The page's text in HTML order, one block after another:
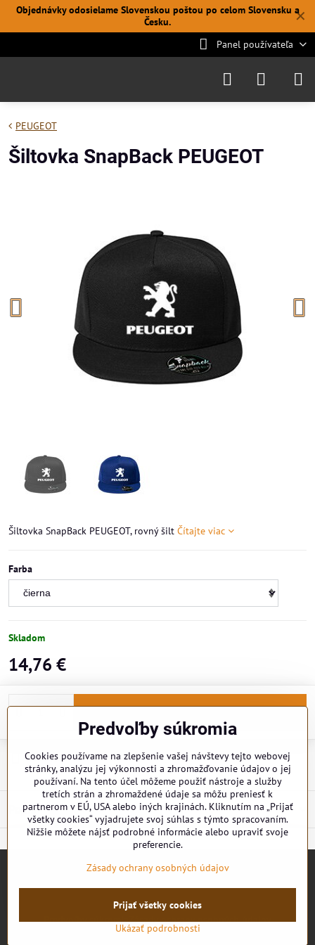
✕
Objednávky odosielame Slovenskou poštou po celom Slovensku a
Česku.
Panel používateľa
PEUGEOT
Šiltovka SnapBack PEUGEOT
Šiltovka SnapBack PEUGEOT, rovný šilt Čítajte viac
Farba
Skladom
14,76 €
Do košíka
Doručenia
Popis
©2026Copyright
Predvoľby súkromiaZásady ochrany osobných údajov
Vytvorené pomocou:BiznisWeb.sk
Predvoľby súkromia
Cookies používame na zlepšenie vašej návštevy tejto webovej
stránky, analýzu jej výkonnosti a zhromažďovanie údajov o jej
používaní. Na tento účel môžeme použiť nástroje a služby
tretích strán a zhromaždené údaje sa môžu preniesť k
partnerom v EÚ, USA alebo iných krajinách. Kliknutím na „Prijať
všetky cookies“ vyjadrujete svoj súhlas s týmto spracovaním.
Nižšie môžete nájsť podrobné informácie alebo upraviť svoje
preferencie.
Zásady ochrany osobných údajov
Ukázať podrobnosti
Prijať všetky cookies